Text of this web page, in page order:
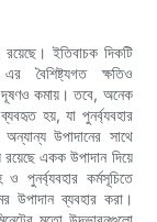
ইতিবাচক দিকটি
বৈশিষ্ট্যগত ক্ষতিও
দূষণও কমায়। তবে, অনেক
হয়, যা পুনর্ব্যবহার
উপাদানের সাথে
একক উপাদান দিয়ে
কর্মসূচিতে
উপাদান ব্যবহার করা।